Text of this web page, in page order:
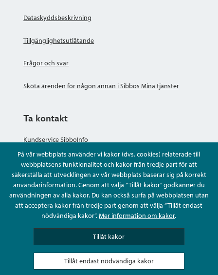
På vår webbplats använder vi kakor (dvs. cookies) relaterade till
webbplatsens funktionalitet och kakor från tredje part för att
säkerställa att utvecklingen av vår webbplats baserar sig på korrekt
användarinformation. Genom att välja ”Tillåt kakor” godkänner du
användningen av alla kakor. Du kan också surfa på webbplatsen utan
att acceptera kakor från tredje part genom att välja ”Tillåt endast
nödvändiga kakor”.Mer information om kakor.
Tillåt kakor
Tillåt endast nödvändiga kakor
Dataskyddsbeskrivning
Tillgänglighetsutlåtande
Frågor och svar
Sköta ärenden för någon annan i Sibbos Mina tjänster
Ta kontakt
Kundservice SibboInfo
Ge anonym respons
Ställ en fråga eller sköta ditt ärende
Kontaktuppgifter